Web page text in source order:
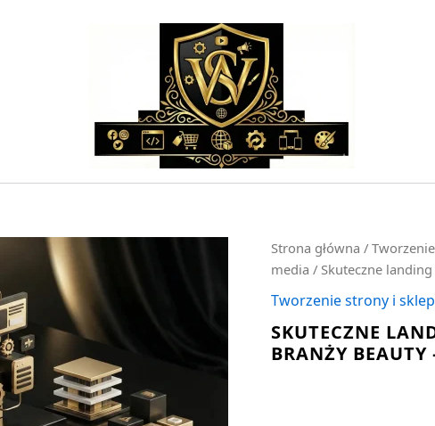
Strona główna /
media / Skuteczne
Tworzenie strony i
SKUTECZNE
BRANŻY BEAUTY
ilość
Skuteczne
landing
page
dla
branży